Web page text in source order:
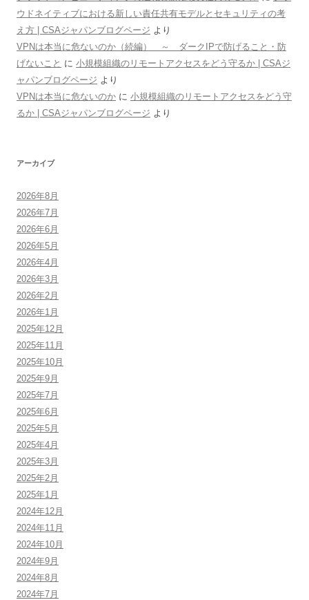
ウドネイティブにおける新しい責任共有モデルとセキュリティの考
え方 | CSAジャパンブログページ より
VPNは本当に危ないのか（続編） ～ ダークIPで防げること・防
げないこと に 小規模組織のリモートアクセスをどう守るか | CSAジ
ャパンブログページ より
VPNは本当に危ないのか に 小規模組織のリモートアクセスをどう守
るか | CSAジャパンブログページ より
アーカイブ
2026年8月
2026年7月
2026年6月
2026年5月
2026年4月
2026年3月
2026年2月
2026年1月
2025年12月
2025年11月
2025年10月
2025年9月
2025年7月
2025年6月
2025年5月
2025年4月
2025年3月
2025年2月
2025年1月
2024年12月
2024年11月
2024年10月
2024年9月
2024年8月
2024年7月